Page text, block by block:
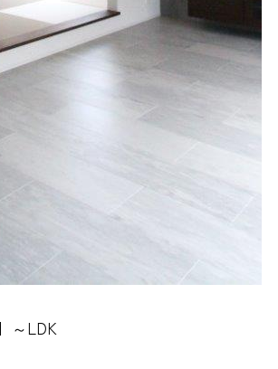
～LDK